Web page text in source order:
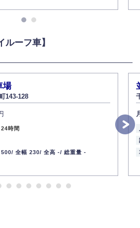
ーフ車】
場
143-128
24時間
500/ 全幅 230/ 全高 -/ 総重量 -